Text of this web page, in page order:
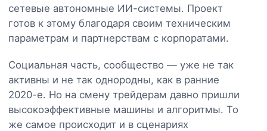
сетевые автономные ИИ-системы. Проект
готов к этому благодаря своим техническим
параметрам и партнерствам с корпоратами.
Социальная часть, сообщество — уже не так
активны и не так однородны, как в ранние
2020-е. Но на смену трейдерам давно пришли
высокоэффективные машины и алгоритмы. То
же самое происходит и в сценариях